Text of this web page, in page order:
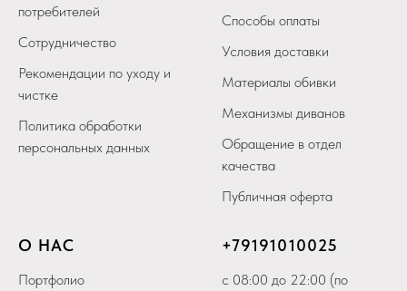
потребителей
Сотрудничество
Рекомендации по уходу и
чистке
Политика обработки
персональных данных
Способы оплаты
Условия доставки
Материалы обивки
Механизмы диванов
Обращение в отдел
качества
Публичная оферта
О НАС
Портфолио
+79191010025
с 08:00 до 22:00 (по